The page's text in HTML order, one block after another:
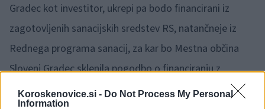
Koroskenovice.si - Do Not Process My Personal
Information
Gradec kot investitor, ukrepi pa bodo financirani iz
zagotovljenih sanacijskih sredstev RS, natančneje iz
Rednega programa sanacij, za kar bo Mestna občina
Slovenj Gradec sklenila pogodbo o financiranju z
ministrstvom.